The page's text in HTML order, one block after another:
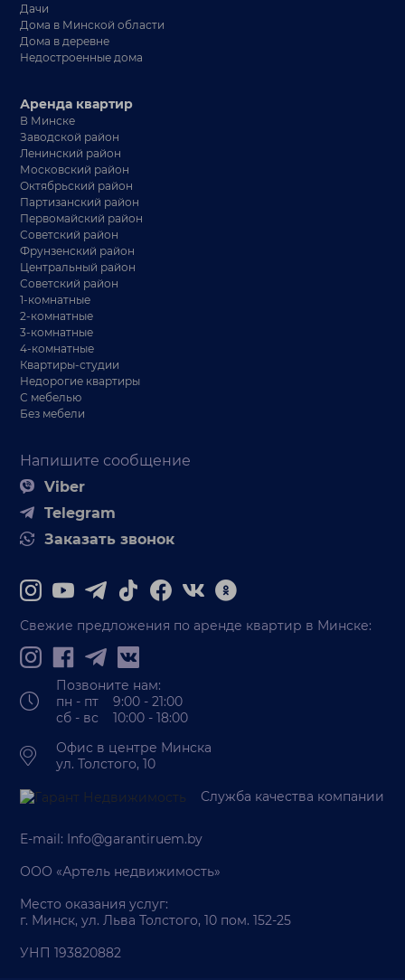
Дачи
Дома в Минской области
Дома в деревне
Недостроенные дома
Напишите сообщение
Viber
Telegram
Заказать звонок
Аренда квартир
В Минске
Заводской район
Ленинский район
Московский район
Октябрьский район
Партизанский район
Первомайский район
Советский район
Фрунзенский район
Центральный район
Советский район
1-комнатные
2-комнатные
3-комнатные
4-комнатные
Квартиры-студии
Недорогие квартиры
С мебелью
Без мебели
Свежие предложения по аренде квартир в Минске:
Позвоните нам:
пн - пт 9:00 - 21:00
сб - вс 10:00 - 18:00
Офис в центре Минска
ул. Толстого, 10
Служба качества компании
E-mail: Info@garantiruem.by
ООО «Артель недвижимость»
Место оказания услуг:
г. Минск, ул. Льва Толстого, 10 пом. 152-25
УНП 193820882